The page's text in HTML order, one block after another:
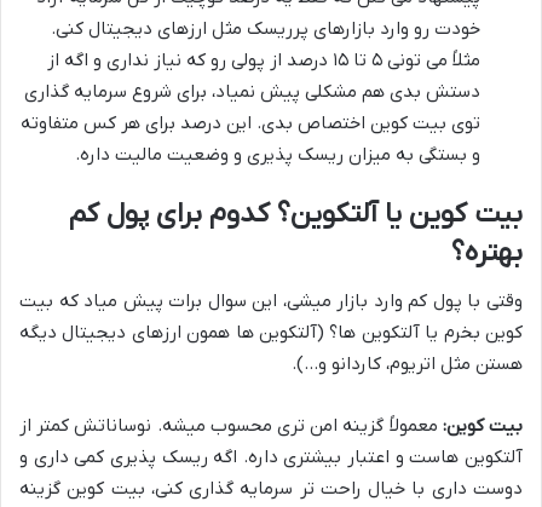
خودت رو وارد بازارهای پرریسک مثل ارزهای دیجیتال کنی.
مثلاً می تونی ۵ تا ۱۵ درصد از پولی رو که نیاز نداری و اگه از
دستش بدی هم مشکلی پیش نمیاد، برای شروع سرمایه گذاری
توی بیت کوین اختصاص بدی. این درصد برای هر کس متفاوته
و بستگی به میزان ریسک پذیری و وضعیت مالیت داره.
بیت کوین یا آلتکوین؟ کدوم برای پول کم
بهتره؟
وقتی با پول کم وارد بازار میشی، این سوال برات پیش میاد که بیت
کوین بخرم یا آلتکوین ها؟ (آلتکوین ها همون ارزهای دیجیتال دیگه
هستن مثل اتریوم، کاردانو و…).
بیت کوین: معمولاً گزینه امن تری محسوب میشه. نوساناتش کمتر از
آلتکوین هاست و اعتبار بیشتری داره. اگه ریسک پذیری کمی داری و
دوست داری با خیال راحت تر سرمایه گذاری کنی، بیت کوین گزینه